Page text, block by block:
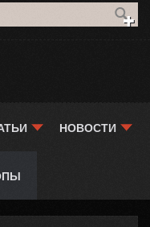
НОВОСТИ